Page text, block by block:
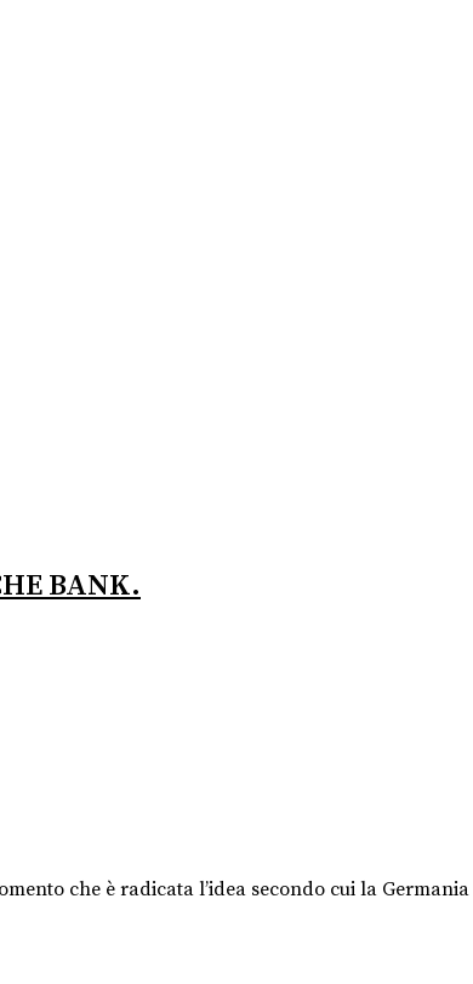
BANK.
che è radicata l’idea secondo cui la